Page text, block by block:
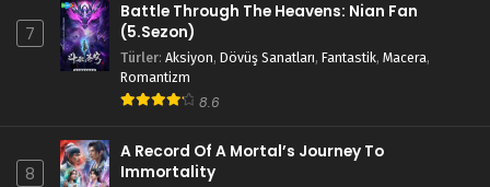
7
Battle Through The Heavens: Nian Fan
(5.Sezon)
Türler: Aksiyon, Dövüş Sanatları, Fantastik, Macera,
Romantizm
8.6
8
A Record Of A Mortal’s Journey To
Immortality